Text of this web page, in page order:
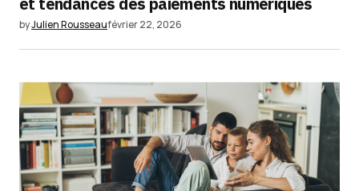
byJulien Rousseaufévrier 22, 2026